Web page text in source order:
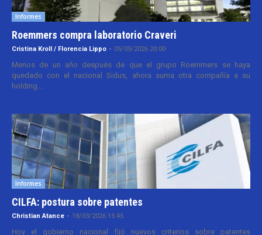
Informes
Roemmers compra laboratorio Craveri
Cristina Kroll / Florencia Lippo - 05/05/2026 20:00
Menos de un año después de que el grupo Roemmers se haya
quedado con el nacional Sidus, ahora suma otra compañía a su
holding....
Informes
CILFA: postura sobre patentes
Christian Atance - 18/03/2026 15:45
Hoy el gobierno nacional fijó nuevos criterios sobre patentes